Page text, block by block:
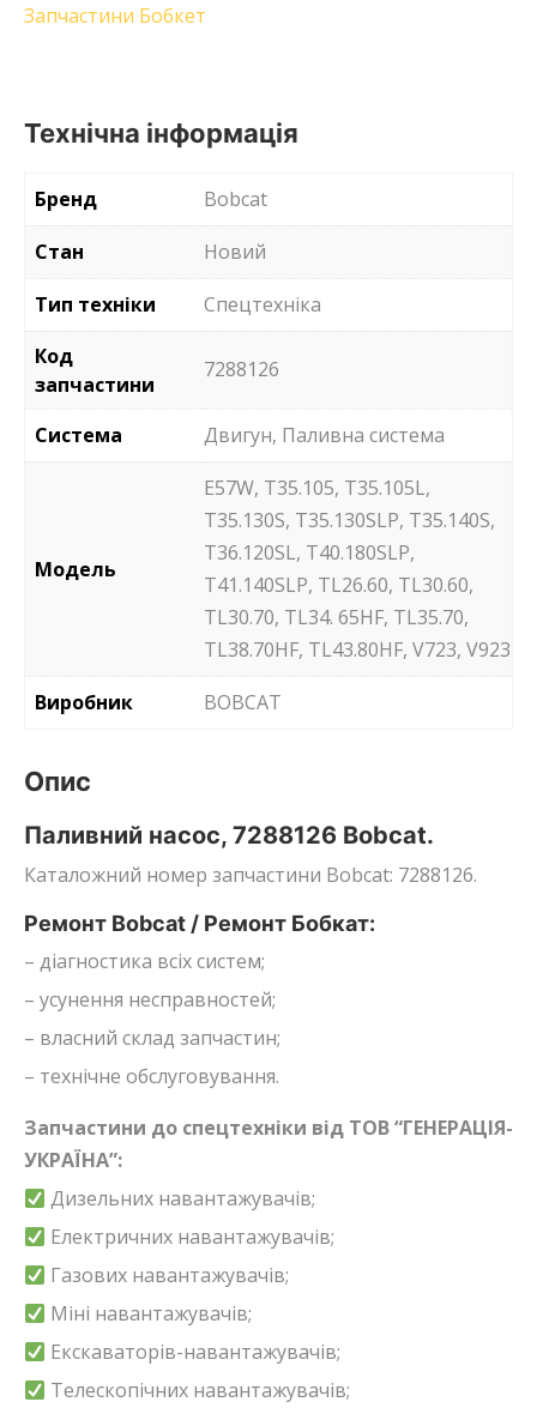
Запчастини Бобкет
Технічна інформація
Бренд
Bobcat
Стан
Новий
Тип техніки
Спецтехніка
Код
запчастини
7288126
Система Двигун, Паливна система
Модель
E57W, T35.105, T35.105L,
T35.130S, T35.130SLP, T35.140S,
T36.120SL, T40.180SLP,
T41.140SLP, TL26.60, TL30.60,
TL30.70, TL34. 65HF, TL35.70,
TL38.70HF, TL43.80HF, V723, V923
Виробник
BOBCAT
Опис
Паливний насос, 7288126 Bobcat.
Каталожний номер запчастини Bobcat: 7288126.
Ремонт Bobcat / Ремонт Бобкат:
– діагностика всіх систем;
– усунення несправностей;
– власний склад запчастин;
– технічне обслуговування.
Запчастини до спецтехніки від ТОВ “ГЕНЕРАЦІЯ-
УКРАЇНА”:
Дизельних навантажувачів;
Електричних навантажувачів;
Газових навантажувачів;
Міні навантажувачів;
Екскаваторів-навантажувачів;
Телескопічних навантажувачів;